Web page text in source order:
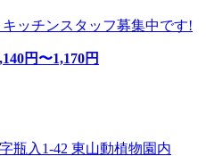
ッチンスタッフ募集中です!
円〜1,170円
瓶入1-42 東山動植物園内